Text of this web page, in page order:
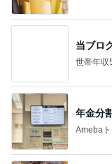
当ブロ
世帯年収
年金分
Ameba